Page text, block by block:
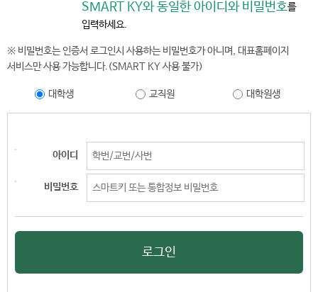
SMART KY와 동일한 아이디와 비밀번호를
입력하세요.
※ 비밀번호는 인증서 로그인시 사용하는 비밀번호가 아니며, 대표홈페이지
서비스만 사용 가능합니다.(SMART KY 사용 불가)
대학생 교직원 대학원생
아이디
비밀번호
로그인